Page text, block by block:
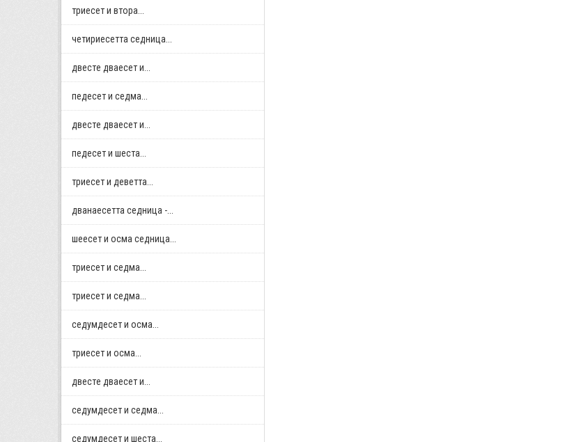
триесет и втора...
четириесетта седница...
двестe дваесет и...
педесет и седма...
двестe дваесет и...
педесет и шеста...
триесет и деветта...
дванаесетта седница -...
шеесет и осма седница...
триесет и седма...
триесет и седма...
седумдесет и осма...
триесет и осма...
двестe дваесет и...
седумдесет и седма...
седумдесет и шеста...